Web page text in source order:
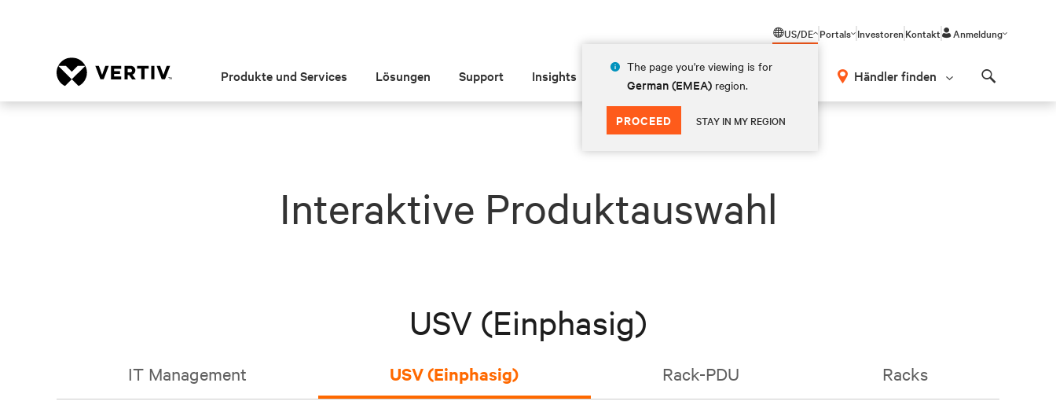
US/DE
The page you're viewing is for
German (EMEA) region.
PROCEED STAY IN MY REGION
Portals InvestorenKontakt Anmeldung
Produkte und Services Lösungen Support Insights Über Vertiv Händler finden
Interaktive Produktauswahl
USV (Einphasig)
IT Management USV (Einphasig) Rack-PDU Racks